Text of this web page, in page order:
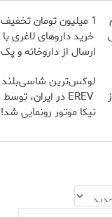
1 میلیون تومان تخفیف
خرید داروهای لاغری با
ارسال از داروخانه و پک
لوکس‌ترین شاسی‌بلند
EREV در ایران، توسط
نیکا موتور رونمایی شد!